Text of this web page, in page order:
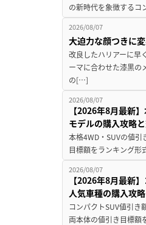
の新時代を象徴する
2026/08/07
大迫力な顔つきに
改良したハリアーに早
ーマに合わせた漆黒の
の[…]
2026/08/07
【2026年8月最新
モデルの購入攻略
本格4WD・SUVの値
目標額をランキング
2026/08/07
【2026年8月最新
人気車種の購入攻
コンパクトSUV値引
両本体の値引き目標額